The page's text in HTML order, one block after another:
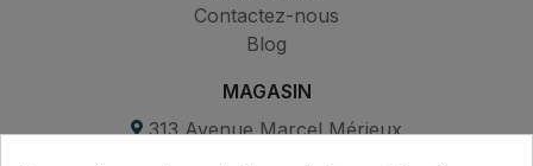
Contactez-nous
Blog
MAGASIN
313 Avenue Marcel Mérieux